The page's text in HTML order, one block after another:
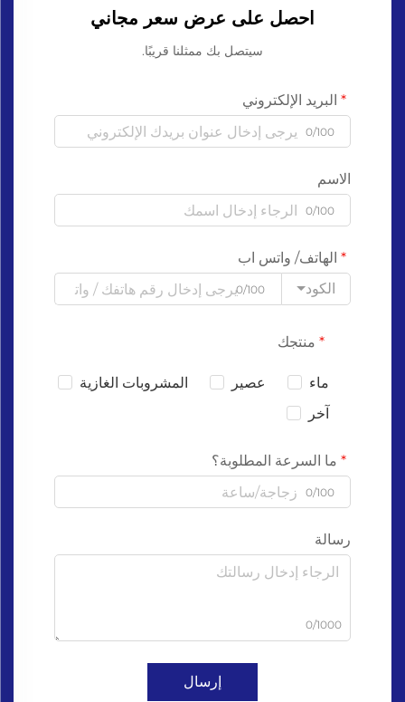
احصل على عرض سعر مجاني
سيتصل بك ممثلنا قريبًا.
البريد الإلكتروني
0/100
الاسم
0/100
الهاتف/ واتس اب
الكود
0/100
منتجك
ماء عصير
المشروبات الغازية
آخر
ما السرعة المطلوبة؟
0/100
رسالة
0/1000
إرسال